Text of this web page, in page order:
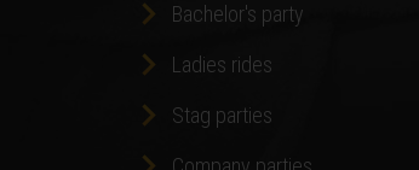
Bachelor's party
Ladies rides
Stag parties